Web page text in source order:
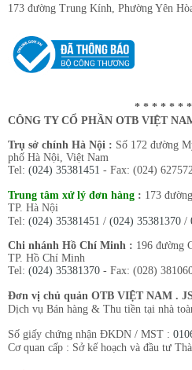
173 đường Trung Kính , Phường Yên
* * * * * *
CÔNG TY CỔ PHẦN OTB VIỆT
Trụ sở chính Hà Nội : Số 172 đường
phố Hà Nội, Việt Nam
Tel: (024) 35381451 - Fax: (024)
Trung tâm xử lý đơn hàng : 173
TP. Hà Nội
Tel: (024) 35381451 / (024) 35381370 /
Chi nhánh Hồ Chí Minh : 196 đường
TP. Hồ Chí Minh
Tel: (024) 35381370 - Fax: (028)
Đơn vị chủ quản OTB VIỆT NAM .
Dịch vụ Bán hàng & Thu tiền tại nhà
Số giấy chứng nhận ĐKDN / MST :
Cơ quan cấp : Sở kế hoạch và đầu tư